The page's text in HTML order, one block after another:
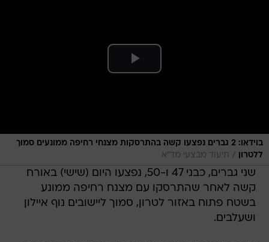
בוידאו: 2 גברים נפצעו קשה בהתרסקות מצנחי רחיפה ממונעים סמוך
ללטרון
/ תיעוד מבצעי מד"א
שני גברים, כבני 47 ו-50, נפצעו היום (שישי) באורח
קשה לאחר שהתרסקו עם מצנח רחיפה ממונע
בשטח פתוח באזור לטרון, סמוך ליישובים נוף איילון
ושעלבים.